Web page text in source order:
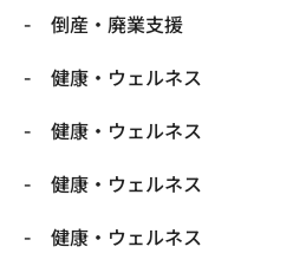
倒産・廃業支援
健康・ウェルネス
健康・ウェルネス
健康・ウェルネス
健康・ウェルネス